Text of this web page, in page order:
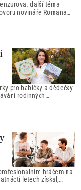
další téma
novináře Romana
zrušila účet a
pro babičky a dědečky
rodinných
hráčem na
letech získal,